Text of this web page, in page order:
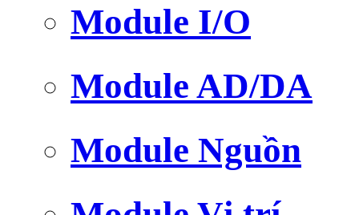
Module I/O
Module AD/DA
Module Nguồn